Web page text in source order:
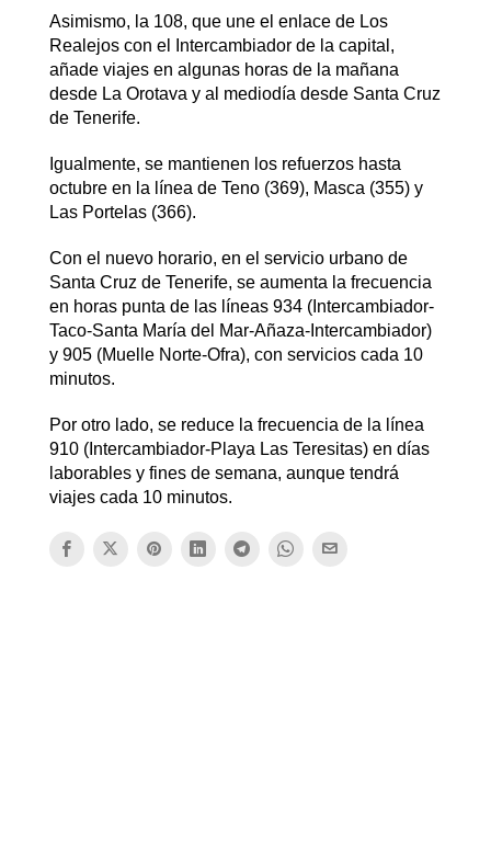
Asimismo, la 108, que une el enlace de Los
Realejos con el Intercambiador de la capital,
añade viajes en algunas horas de la mañana
desde La Orotava y al mediodía desde Santa Cruz
de Tenerife.
Igualmente, se mantienen los refuerzos hasta
octubre en la línea de Teno (369), Masca (355) y
Las Portelas (366).
Con el nuevo horario, en el servicio urbano de
Santa Cruz de Tenerife, se aumenta la frecuencia
en horas punta de las líneas 934 (Intercambiador-
Taco-Santa María del Mar-Añaza-Intercambiador)
y 905 (Muelle Norte-Ofra), con servicios cada 10
minutos.
Por otro lado, se reduce la frecuencia de la línea
910 (Intercambiador-Playa Las Teresitas) en días
laborables y fines de semana, aunque tendrá
viajes cada 10 minutos.